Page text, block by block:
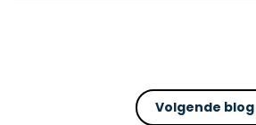
Volgende blog